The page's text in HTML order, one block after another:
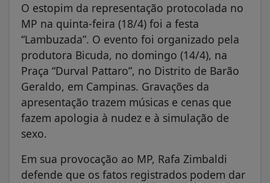
O estopim da representação protocolada no
MP na quinta-feira (18/4) foi a festa
“Lambuzada”. O evento foi organizado pela
produtora Bicuda, no domingo (14/4), na
Praça “Durval Pattaro”, no Distrito de Barão
Geraldo, em Campinas. Gravações da
apresentação trazem músicas e cenas que
fazem apologia à nudez e à simulação de
sexo.
Em sua provocação ao MP, Rafa Zimbaldi
defende que os fatos registrados podem dar